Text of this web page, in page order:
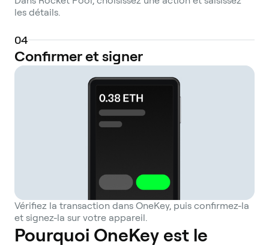
This makes it a significant piece of
ecosystem on Ethereum.
les détails.
04
Confirmer et signer
Vérifiez la transaction dans OneKey, puis confirmez-la
et signez-la sur votre appareil.
Pourquoi OneKey est le